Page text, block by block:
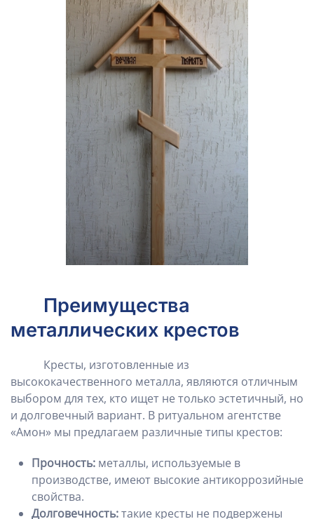
Преимущества
металлических крестов
Кресты, изготовленные из
высококачественного металла, являются отличным
выбором для тех, кто ищет не только эстетичный, но
и долговечный вариант. В ритуальном агентстве
«Амон» мы предлагаем различные типы крестов:
Прочность: металлы, используемые в
производстве, имеют высокие антикоррозийные
свойства.
Долговечность:такие кресты не подвержены